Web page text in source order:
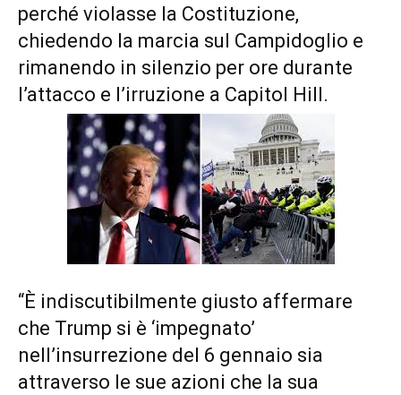
perché violasse la Costituzione,
chiedendo la marcia sul Campidoglio e
rimanendo in silenzio per ore durante
l’attacco e l’irruzione a Capitol Hill.
“È indiscutibilmente giusto affermare
che Trump si è ‘impegnato’
nell’insurrezione del 6 gennaio sia
attraverso le sue azioni che la sua